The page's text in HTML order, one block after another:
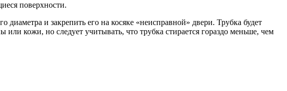
поверхности.
диаметра и закрепить его на косяке «неисправной» двери. Трубка будет
кожи, но следует учитывать, что трубка стирается гораздо меньше, чем